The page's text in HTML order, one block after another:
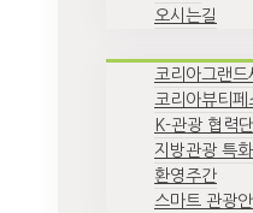
오시는길
코리아그랜드
코리아뷰티페
K-관광 협력단
지방관광 특
환영주간
스마트 관광